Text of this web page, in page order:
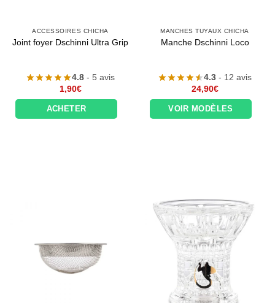
ACCESSOIRES CHICHA
Joint foyer Dschinni Ultra Grip
4.8 - 5 avis
1,90€
ACHETER
MANCHES TUYAUX CHICHA
Manche Dschinni Loco
4.3 - 12 avis
24,90€
VOIR MODÈLES